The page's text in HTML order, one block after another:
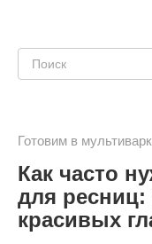
Поиск:
Готовим в
Как часто
для
красивых